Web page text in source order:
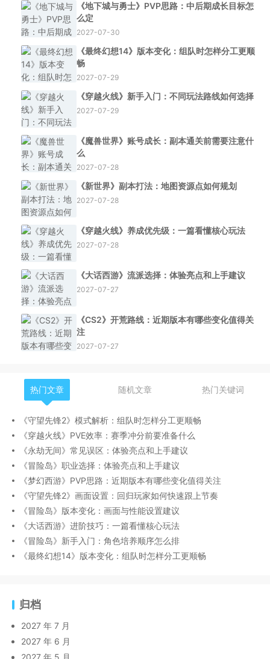
《地下城与勇士》PVP思路：中后期成长目标怎
么定
2027-07-30
《最终幻想14》版本变化：组队时怎样分工更顺
畅
2027-07-29
《穿越火线》新手入门：不同玩法路线如何选择
2027-07-29
《魔兽世界》账号成长：副本通关前需要注意什
么
2027-07-28
《新世界》副本打法：地图资源点如何规划
2027-07-28
《穿越火线》养成优先级：一篇看懂核心玩法
2027-07-28
《大话西游》流派选择：体验亮点和上手建议
2027-07-27
《CS2》开荒路线：近期版本有哪些变化值得关
注
2027-07-27
热门文章 随机文章 热门关键词
《守望先锋2》模式解析：组队时怎样分工更顺畅
《穿越火线》PVE效率：赛季冲分前要准备什么
《永劫无间》常见误区：体验亮点和上手建议
《冒险岛》职业选择：体验亮点和上手建议
《梦幻西游》PVP思路：近期版本有哪些变化值得关注
《守望先锋2》画面设置：回归玩家如何快速跟上节奏
《冒险岛》版本变化：画面与性能设置建议
《大话西游》进阶技巧：一篇看懂核心玩法
《冒险岛》新手入门：角色培养顺序怎么排
《最终幻想14》版本变化：组队时怎样分工更顺畅
归档
2027 年 7 月
2027 年 6 月
2027 年 5 月